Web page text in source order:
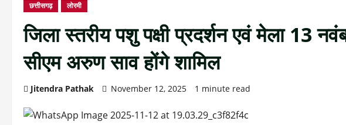
छत्तीसगढ़ लोरमी
जिला स्तरीय पशु पक्षी प्रदर्शन एवं मेला 13
सीएम अरुण साव होंगे शामिल
Jitendra Pathak November 12, 2025 1 minute read